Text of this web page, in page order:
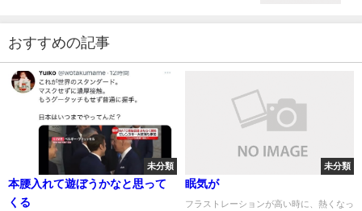
おすすめの記事
未分類
本腰入れて遊ぼうかなと思って
くる
未分類
眠気が
フラストレーションが高い時に、熱くなっ